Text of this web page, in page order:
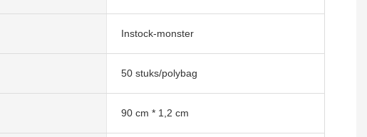
Instock-monster
50 stuks/polybag
90 cm * 1,2 cm